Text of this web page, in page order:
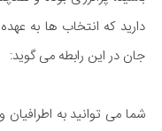
دارید که انتخاب ها به
جان در این رابطه می گوید:
شما می توانید به